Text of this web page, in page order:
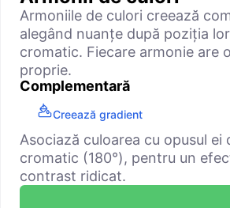
Armoniile de culori creează
alegând nuanțe după poziția
cromatic. Fiecare armonie are
proprie.
Complementară
Creează gradient
Asociază culoarea cu opusul ei
cromatic (180°), pentru un
contrast ridicat.